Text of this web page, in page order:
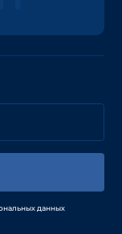
данных